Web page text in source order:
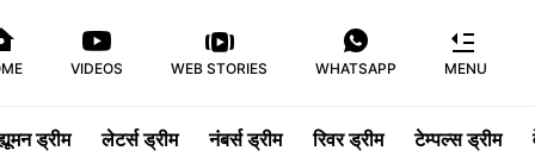
VIDEOS WEB STORIES WHATSAPP MENU
ड्रीम लेटर्स ड्रीम नंबर्स ड्रीम रिवर ड्रीम टेम्पल्स ड्रीम